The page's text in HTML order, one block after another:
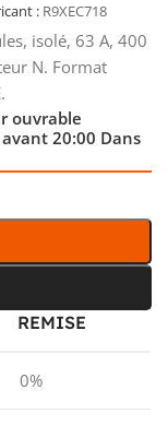
: R9XEC718
isolé, 63 A, 400
N. Format
ouvrable
20:00 Dans
REMISE
0%